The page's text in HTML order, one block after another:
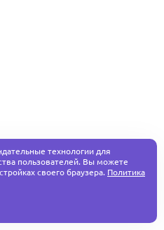
технологии для
пользователей. Вы можете
своего браузера. Политика